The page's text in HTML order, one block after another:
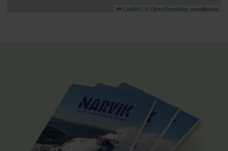
Leaflet | © OpenStreetMapcontributors